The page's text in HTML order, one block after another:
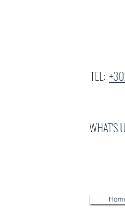
TEL: